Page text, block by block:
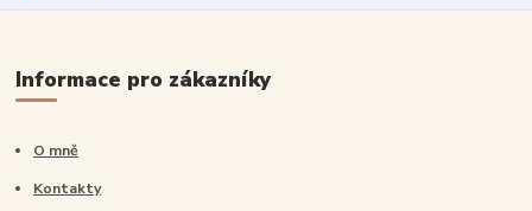
Informace pro zákazníky
O mně
Kontakty